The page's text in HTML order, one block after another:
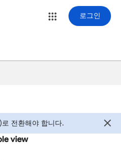
로그인
전환해야 합니다.
view